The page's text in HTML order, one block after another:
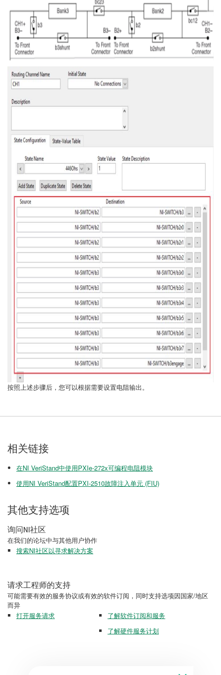
按照上述步骤后，您可以根据需要设置电阻输出。
相关链接
在NI VeriStand中使用PXIe-272x可编程电阻模块
使用NI VeriStand配置PXI-2510故障注入单元 (FIU)
其他支持选项
询问NI社区
在我们的论坛中与其他用户协作
搜索NI社区以寻求解决方案
请求工程师的支持
可能需要有效的服务协议或有效的软件订阅，同时支持选项因国家/地区
而异
打开服务请求
了解软件订阅和服务
了解硬件服务计划